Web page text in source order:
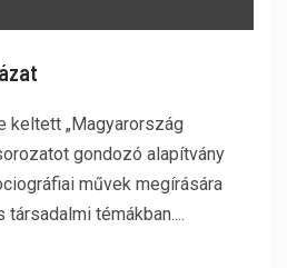
keltett „Magyarország
gondozó alapítvány
művek megírására
témákban....